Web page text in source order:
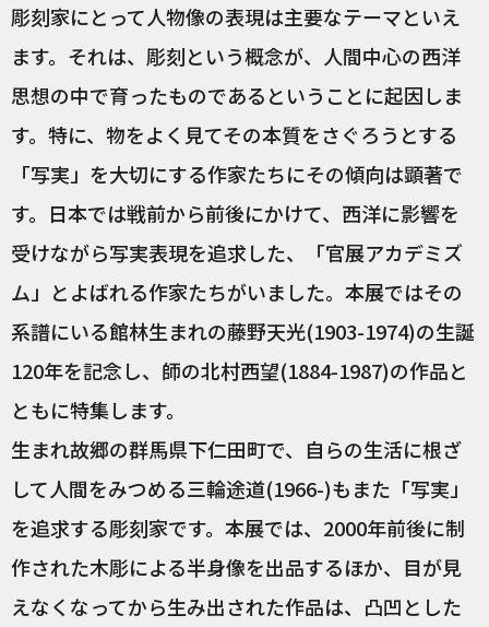
彫刻家にとって人物像の表現は主要なテーマといえ
ます。それは、彫刻という概念が、人間中心の西洋
思想の中で育ったものであるということに起因しま
す。特に、物をよく見てその本質をさぐろうとする
「写実」を大切にする作家たちにその傾向は顕著で
す。日本では戦前から前後にかけて、西洋に影響を
受けながら写実表現を追求した、「官展アカデミズ
ム」とよばれる作家たちがいました。本展ではその
系譜にいる館林生まれの藤野天光(1903-1974)の生誕
120年を記念し、師の北村西望(1884-1987)の作品と
ともに特集します。
生まれ故郷の群馬県下仁田町で、自らの生活に根ざ
して人間をみつめる三輪途道(1966-)もまた「写実」
を追求する彫刻家です。本展では、2000年前後に制
作された木彫による半身像を出品するほか、目が見
えなくなってから生み出された作品は、凸凹とした